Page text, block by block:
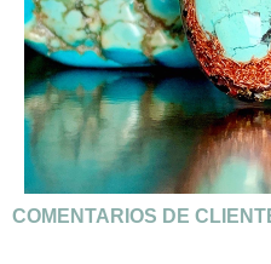
COMENTARIOS DE